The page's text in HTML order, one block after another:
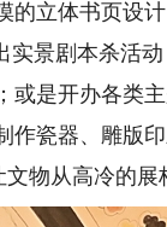
的立体书页设
实景剧本杀活
或是开办各类
作瓷器、雕版
物从高冷的展